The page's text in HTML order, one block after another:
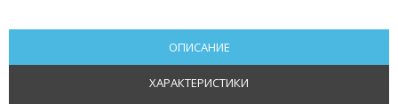
ОПИСАНИЕ
ХАРАКТЕРИСТИКИ